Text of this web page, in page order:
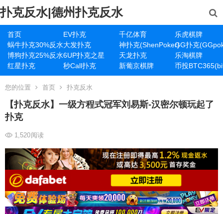
扑克反水|德州扑克反水
首页 EV扑克 千亿体育
乐虎棋牌
蜗牛扑克30%反水大发扑克 神扑克(ShenPoker)GG扑克
博狗扑克25%反水6UP扑克之星 天龙扑克
乐淘棋牌
红星扑克
秒Call扑克 新葡京棋牌 币投
您的位置 首页 扑克反水
【扑克反水】一级方程式冠军刘易斯-汉密尔顿玩起了
扑克
1,520阅读